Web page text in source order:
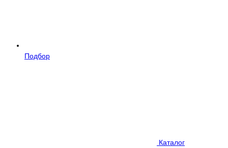
Подбор
Каталог